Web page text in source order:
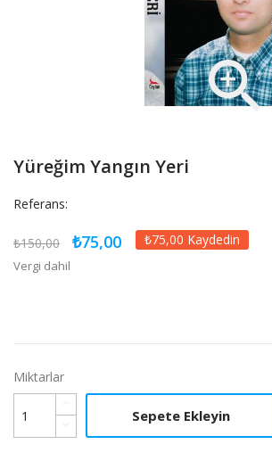

Yüreğim Yangın Yeri
Referans:
₺150,00 ₺75,00 ₺75,00 Kaydedin
Vergi dahil
Miktarlar
Sepete Ekleyin